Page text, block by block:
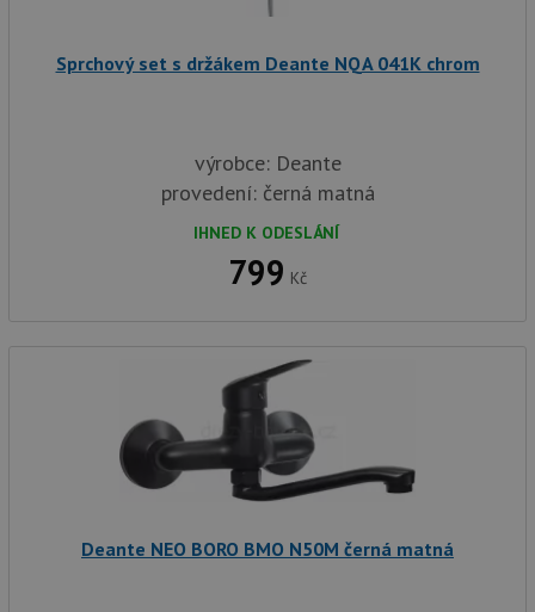
Sprchový set s držákem Deante NQA 041K chrom
výrobce: Deante
provedení: černá matná
IHNED K ODESLÁNÍ
799 Kč
Deante NEO BORO BMO N50M černá matná